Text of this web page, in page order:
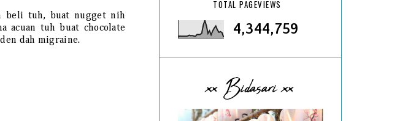
beli tuh, buat nugget nih
acuan tuh buat chocolate
dah migraine.
TOTAL PAGEVIEWS
4,344,759
xx Bidasari xx